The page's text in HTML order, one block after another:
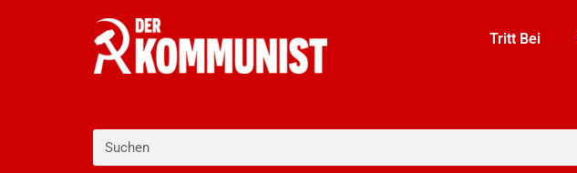
Tritt Bei